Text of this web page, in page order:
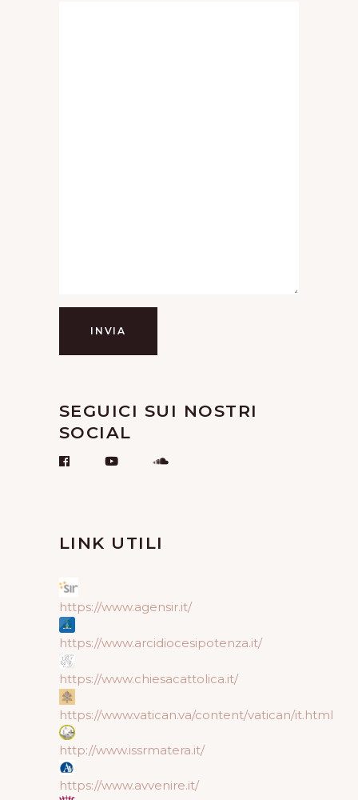
INVIA
SEGUICI SUI NOSTRI
SOCIAL
LINK UTILI
https://www.agensir.it/
https://www.arcidiocesipotenza.it/
https://www.chiesacattolica.it/
https://www.vatican.va/content/vatican/it.html
http://www.issrmatera.it/
https://www.avvenire.it/